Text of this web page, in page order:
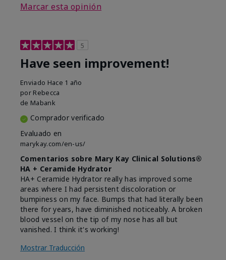
Marcar esta opinión
5
Have seen improvement!
Enviado Hace 1 año
por Rebecca
de Mabank
Comprador verificado
Evaluado en
marykay.com/en-us/
Comentarios sobre Mary Kay Clinical Solutions®
HA + Ceramide Hydrator
HA+ Ceramide Hydrator really has improved some
areas where I had persistent discoloration or
bumpiness on my face. Bumps that had literally been
there for years, have diminished noticeably. A broken
blood vessel on the tip of my nose has all but
vanished. I think it's working!
Mostrar Traducción